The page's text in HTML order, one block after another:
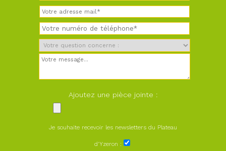
Ajoutez une pièce jointe :
Je souhaite recevoir les newsletters du Plateau
d'Yzeron :